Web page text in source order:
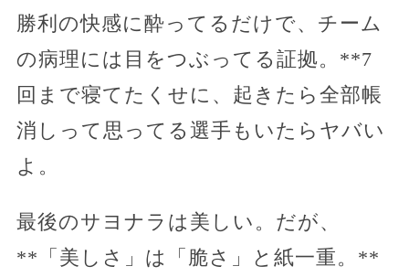
勝利の快感に酔ってるだけで、チーム
の病理には目をつぶってる証拠。**7
回まで寝てたくせに、起きたら全部帳
消しって思ってる選手もいたらヤバい
よ。
最後のサヨナラは美しい。だが、
**「美しさ」は「脆さ」と紙一重。**